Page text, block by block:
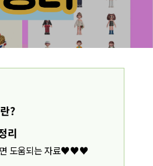
?
리
도움되는 자료♥♥♥